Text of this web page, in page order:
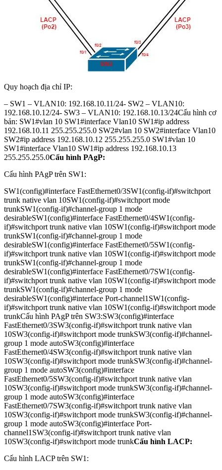
Quy hoạch địa chỉ IP:
– SW1 – VLAN10: 192.168.10.11/24- SW2 – VLAN10:
192.168.10.12/24- SW3 – VLAN10: 192.168.10.13/24Cấu hình cơ
bản: SW1#vlan 10 SW1#interface Vlan10 SW1#ip address
192.168.10.11 255.255.255.0 SW2#vlan 10 SW2#interface Vlan10
SW2#ip address 192.168.10.12 255.255.255.0 SW1#vlan 10
SW1#interface Vlan10 SW1#ip address 192.168.10.13
255.255.255.0Cấu hình PAgP:
Cấu hình PAgP trên SW1:
SW1(config)#interface FastEthernet0/3SW1(config-if)#switchport
trunk native vlan 10SW1(config-if)#switchport mode
trunkSW1(config-if)#channel-group 1 mode
desirableSW1(config)#interface FastEthernet0/4SW1(config-
if)#switchport trunk native vlan 10SW1(config-if)#switchport mode
trunkSW1(config-if)#channel-group 1 mode
desirableSW1(config)#interface FastEthernet0/5SW1(config-
if)#switchport trunk native vlan 10SW1(config-if)#switchport mode
trunkSW1(config-if)#channel-group 1 mode
desirableSW1(config)#interface FastEthernet0/7SW1(config-
if)#switchport trunk native vlan 10SW1(config-if)#switchport mode
trunkSW1(config-if)#channel-group 1 mode
desirableSW1(config)#interface Port-channel1SW1(config-
if)#switchport trunk native vlan 10SW1(config-if)#switchport mode
trunkCấu hình PAgP trên SW3:SW3(config)#interface
FastEthernet0/3SW3(config-if)#switchport trunk native vlan
10SW3(config-if)#switchport mode trunkSW3(config-if)#channel-
group 1 mode autoSW3(config)#interface
FastEthernet0/4SW3(config-if)#switchport trunk native vlan
10SW3(config-if)#switchport mode trunkSW3(config-if)#channel-
group 1 mode autoSW3(config)#interface
FastEthernet0/5SW3(config-if)#switchport trunk native vlan
10SW3(config-if)#switchport mode trunkSW3(config-if)#channel-
group 1 mode autoSW3(config)#interface
FastEthernet0/7SW3(config-if)#switchport trunk native vlan
10SW3(config-if)#switchport mode trunkSW3(config-if)#channel-
group 1 mode autoSW3(config)#interface Port-
channel1SW3(config-if)#switchport trunk native vlan
10SW3(config-if)#switchport mode trunkCấu hình LACP:
Cấu hình LACP trên SW1: